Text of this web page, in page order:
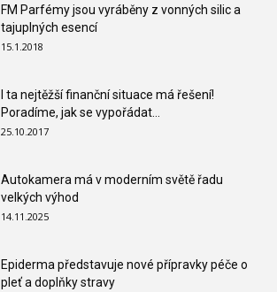
FM Parfémy jsou vyráběny z vonných silic a
tajuplných esencí
15.1.2018
I ta nejtěžší finanční situace má řešení!
Poradíme, jak se vypořádat...
25.10.2017
Autokamera má v moderním světě řadu
velkých výhod
14.11.2025
Epiderma představuje nové přípravky péče o
pleť a doplňky stravy